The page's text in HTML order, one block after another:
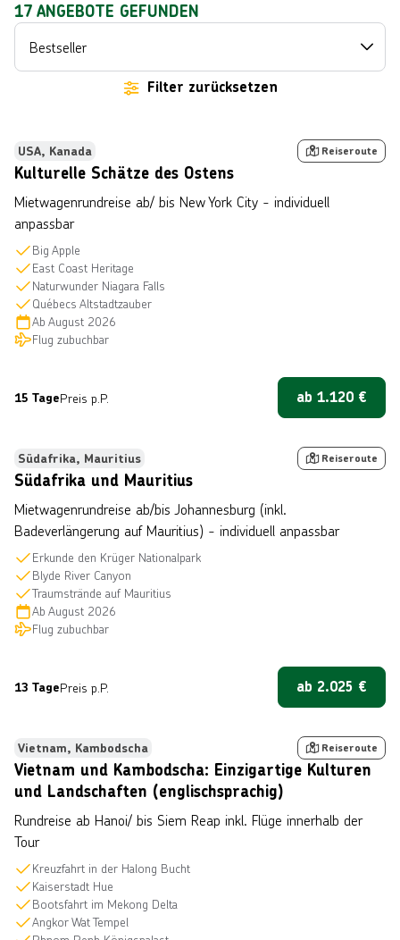
17 ANGEBOTE GEFUNDEN
Bestseller
Filter zurücksetzen
Bestseller
USA, Kanada Reiseroute
Kulturelle Schätze des Ostens
Mietwagenrundreise ab/ bis New York City - individuell
anpassbar
Big Apple
East Coast Heritage
Naturwunder Niagara Falls
Québecs Altstadtzauber
Ab August 2026
Flug zubuchbar
15 TagePreis p.P. ab 1.120 €
Seyms über Getty Images
Bestseller
Südafrika, Mauritius Reiseroute
Südafrika und Mauritius
Mietwagenrundreise ab/bis Johannesburg (inkl.
Badeverlängerung auf Mauritius) - individuell anpassbar
Erkunde den Krüger Nationalpark
Blyde River Canyon
Traumstrände auf Mauritius
Ab August 2026
Flug zubuchbar
13 TagePreis p.P. ab 2.025 €
tawatchaiprakobkit über Getty Images
Vietnam, Kambodscha Reiseroute
Vietnam und Kambodscha: Einzigartige Kulturen
und Landschaften (englischsprachig)
Rundreise ab Hanoi/ bis Siem Reap inkl. Flüge innerhalb der
Tour
Kreuzfahrt in der Halong Bucht
Kaiserstadt Hue
Bootsfahrt im Mekong Delta
Angkor Wat Tempel